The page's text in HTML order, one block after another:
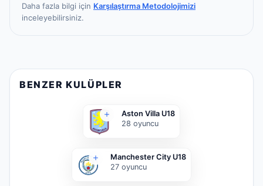
Daha fazla bilgi için Karşılaştırma Metodolojimizi
inceleyebilirsiniz.
BENZER KULÜPLER
Aston Villa U18
28 oyuncu
Manchester City U18
27 oyuncu